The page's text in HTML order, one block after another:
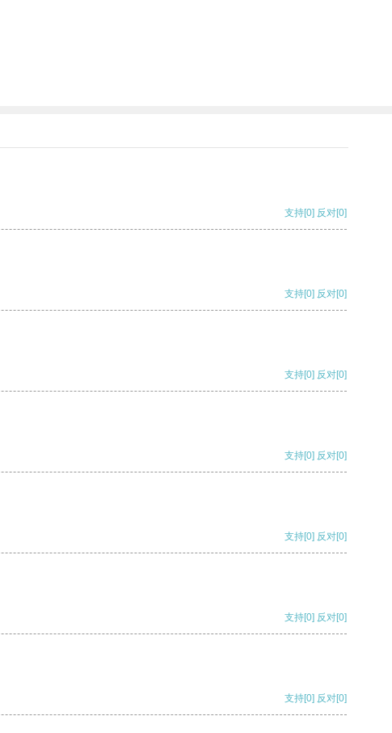
支持[0] 反对[0]
支持[0] 反对[0]
支持[0] 反对[0]
支持[0] 反对[0]
支持[0] 反对[0]
支持[0] 反对[0]
支持[0] 反对[0]